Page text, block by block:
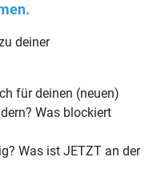
deiner
für deinen (neuen)
Was blockiert
Was ist JETZT an der